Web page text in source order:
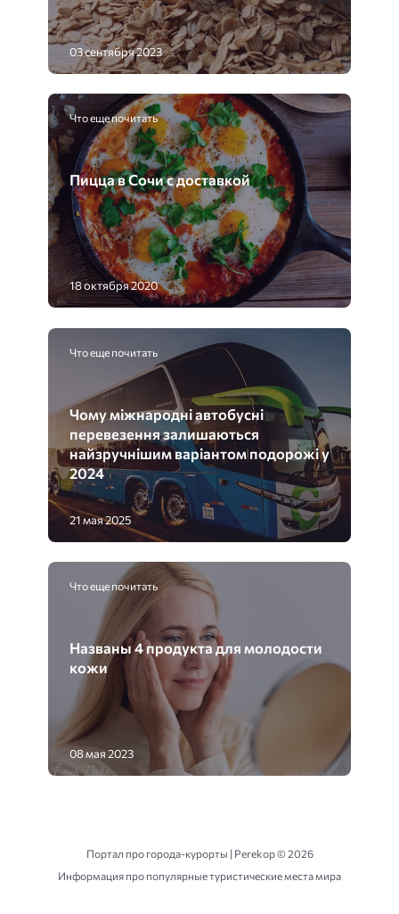
03 сентября 2023
Что еще почитать
Пицца в Сочи с доставкой
18 октября 2020
Что еще почитать
Чому міжнародні автобусні
перевезення залишаються
найзручнішим варіантом подорожі у
2024
21 мая 2025
Что еще почитать
Названы 4 продукта для молодости
кожи
08 мая 2023
Портал про города-курорты | Perekop ©2026
Информация про популярные туристические места мира